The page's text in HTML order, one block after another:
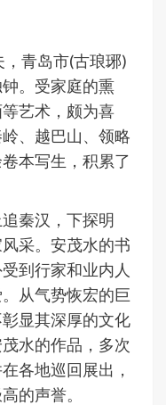
青岛市(古琅琊)
。受家庭的熏
艺术，颇为喜
、越巴山、领略
本写生，积累了
秦汉，下探明
采。安茂水的书
到行家和业内人
从气势恢宏的巨
显其深厚的文化
水的作品，多次
各地巡回展出，
的声誉。